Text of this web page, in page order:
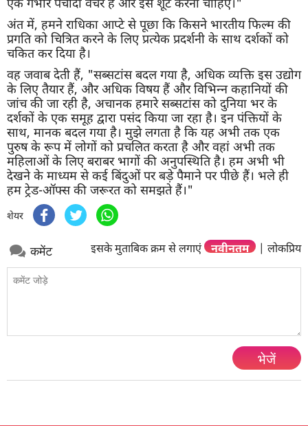
अंत में, हमने राधिका आप्टे से पूछा कि किसने भारतीय फिल्म की
प्रगति को चित्रित करने के लिए प्रत्येक प्रदर्शनी के साथ दर्शकों को
चकित कर दिया है।
वह जवाब देती हैं, "सब्सटांस बदल गया है, अधिक व्यक्ति इस उद्योग
के लिए तैयार हैं, और अधिक विषय हैं और विभिन्न कहानियों की
जांच की जा रही है, अचानक हमारे सब्सटांस को दुनिया भर के
दर्शकों के एक समूह द्वारा पसंद किया जा रहा है। इन पंक्तियों के
साथ, मानक बदल गया है। मुझे लगता है कि यह अभी तक एक
पुरुष के रूप में लोगों को प्रचलित करता है और वहां अभी तक
महिलाओं के लिए बराबर भागों की अनुपस्थिति है। हम अभी भी
देखने के माध्यम से कई बिंदुओं पर बड़े पैमाने पर पीछे हैं। भले ही
हम ट्रेड-ऑफ्स की जरूरत को समझते हैं।"
शेयर
कमेंट इसके मुताबिक क्रम से लगाएं नवीनतम | लोकप्रिय
भेजें